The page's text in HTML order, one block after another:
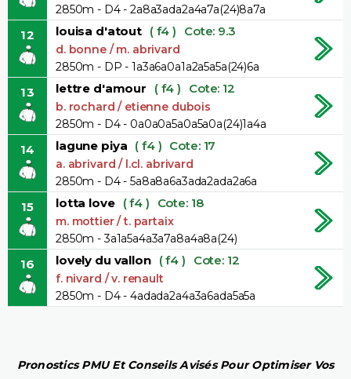
2850m - D4 - 2a8a3ada2a4a7a(24)8a7a
12 louisa d'atout ( f4 ) Cote: 9.3
d. bonne / m. abrivard
2850m - DP - 1a3a6a0a1a2a5a5a(24)6a
13 lettre d'amour ( f4 ) Cote: 12
b. rochard / etienne dubois
2850m - D4 - 0a0a0a5a0a5a0a(24)1a4a
14 lagune piya ( f4 ) Cote: 17
a. abrivard / l.cl. abrivard
2850m - D4 - 5a8a8a6a3ada2ada2a6a
15 lotta love ( f4 ) Cote: 18
m. mottier / t. partaix
2850m - 3a1a5a4a3a7a8a4a8a(24)
16 lovely du vallon ( f4 ) Cote: 12
f. nivard / v. renault
2850m - D4 - 4adada2a4a3a6ada5a5a
Pronostics PMU Et Conseils Avisés Pour Optimiser Vos